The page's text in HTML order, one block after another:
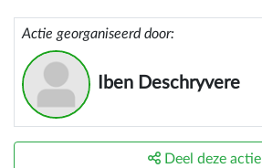
Actie georganiseerd door:
Iben Deschryvere
Deel deze actie